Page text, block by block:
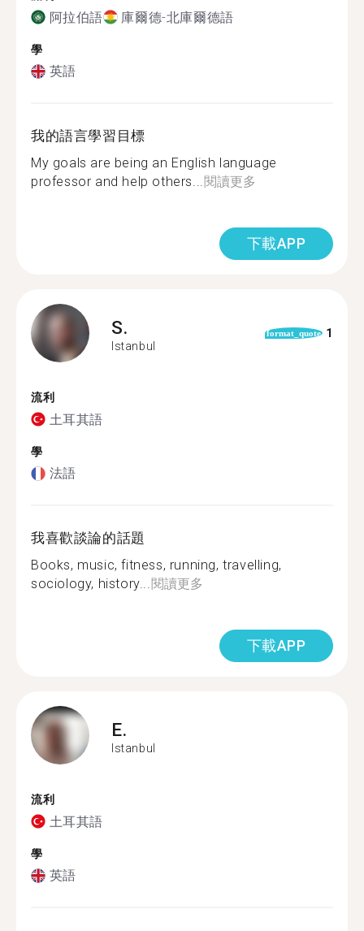
阿拉伯語 庫爾德-北庫爾德語
學
英語
我的語言學習目標
My goals are being an English language
professor and help others...閱讀更多
下載APP
S.
Istanbul
format_quote 1
流利
土耳其語
學
法語
我喜歡談論的話題
Books, music, fitness, running, travelling,
sociology, history...閱讀更多
下載APP
E.
Istanbul
流利
土耳其語
學
英語